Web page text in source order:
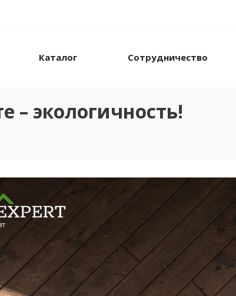
Каталог Сотрудничество
– экологичность!